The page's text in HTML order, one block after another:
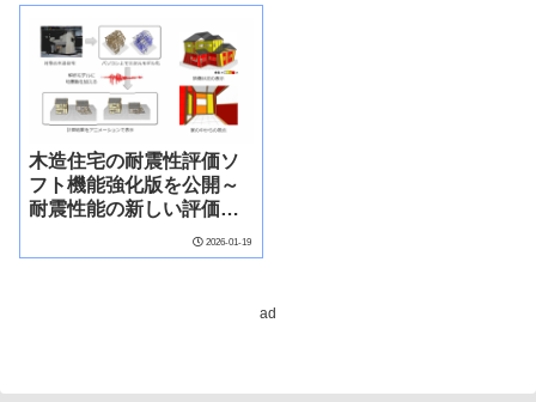
木造住宅の耐震性評価ソ
フト機能強化版を公開～
耐震性能の新しい評価指
2026-01-19
ad